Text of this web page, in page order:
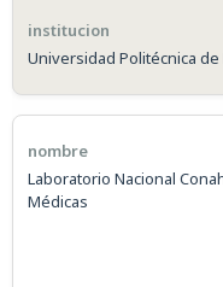
Universidad Politécnica de
Laboratorio Nacional
Médicas